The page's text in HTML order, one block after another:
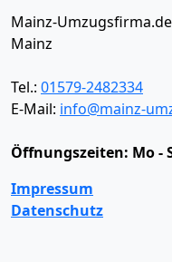
Mainz-Umzugsfirma.de
Mainz
Tel.: 01579-2482334
E-Mail: info@mainz-
Öffnungszeiten: Mo -
Impressum
Datenschutz